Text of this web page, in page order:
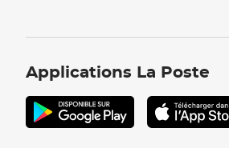
Applications La Poste